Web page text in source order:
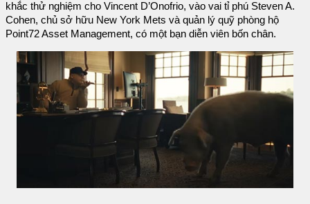
khắc thử nghiệm cho Vincent D’Onofrio, vào vai tỉ phú Steven A.
Cohen, chủ sở hữu New York Mets và quản lý quỹ phòng hộ
Point72 Asset Management, có một bạn diễn viên bốn chân.